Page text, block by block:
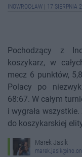
INOWROCŁAW 17 SIERPNIA
Pochodzący z
koszykarz, w
mecz 6 punktów,
Polacy po
68:67. W całym
i wygrała
do koszykarskiej
Marek Jasik